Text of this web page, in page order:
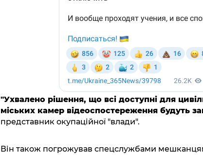
"Ухвалено рішення, що всі доступні для
міських камер відеоспостереження будуть
представник окупаційної "влади".
Він також погрожував спецслужбами